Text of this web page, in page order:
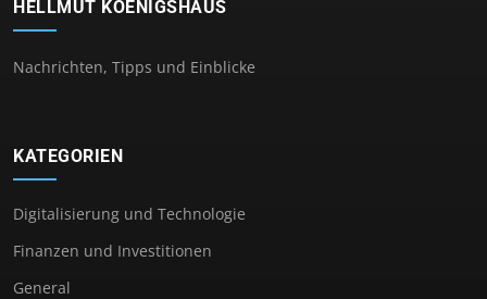
HELLMUT KOENIGSHAUS
Nachrichten, Tipps und Einblicke
KATEGORIEN
Digitalisierung und Technologie
Finanzen und Investitionen
General